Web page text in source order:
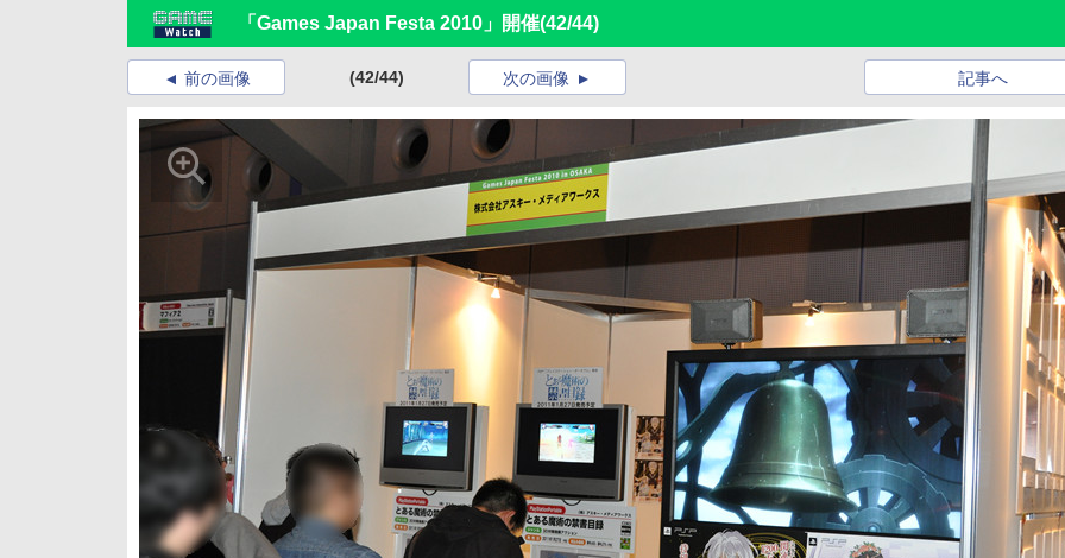
「Games Japan Festa 2010」開催(42/44)
前の画像 (42/44) 記事へ
次の画像